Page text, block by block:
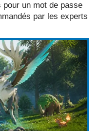
un mot de passe
par les experts